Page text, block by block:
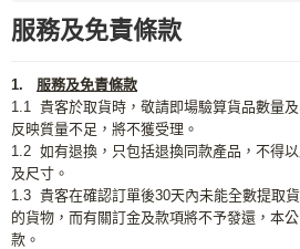
服務及免責條款
1. 服務及免責條款
1.1 貴客於取貨時，敬請即場驗算貨品數量
反映質量不足，將不獲受理。
1.2 如有退換，只包括退換同款產品，不得
及尺寸。
1.3 貴客在確認訂單後30天內未能全數提取
的貨物，而有關訂金及款項將不予發還，本
款。